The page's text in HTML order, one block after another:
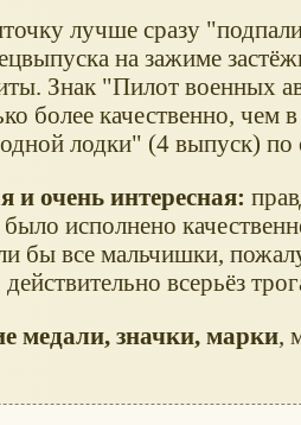
лучше сразу
на зажиме
Знак "Пилот
более качественно, чем
лодки" (4 выпуск) по
и очень интересная:
исполнено
бы все мальчишки,
всерьёз
медали, значки, марки,